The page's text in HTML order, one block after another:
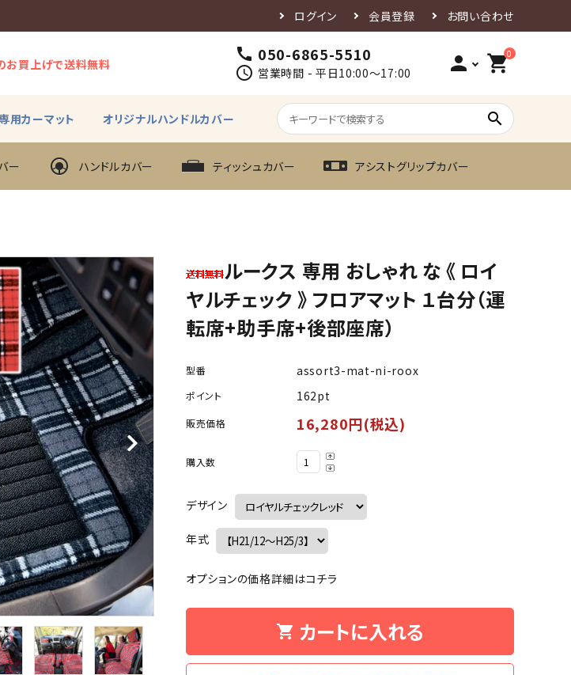
ログイン 会員登録 お問い合わせ
買上げで送料無料
call 050-6865-5510
schedule 営業時間 - 平日10:00～17:00 person 0
shopping_cart
用カーマット オリジナルハンドルカバー search
ー ハンドルカバー ティッシュカバー アシストグリップカバー
ルークス 専用 おしゃれ な 《 ロイ
ヤルチェック 》 フロアマット １台分（運
転席+助手席+後部座席）
型番 assort3-mat-ni-roox
ポイント 162pt
販売価格 16,280円(税込)
購入数
デザイン
年式
オプションの価格詳細はコチラ
shopping_cart カートに入れる